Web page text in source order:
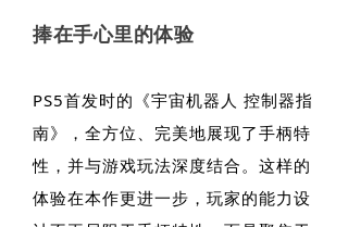
捧在手心里的体验
PS5首发时的《宇宙机器人 控制器指
南》，全方位、完美地展现了手柄特
性，并与游戏玩法深度结合。这样的
体验在本作更进一步，玩家的能力设